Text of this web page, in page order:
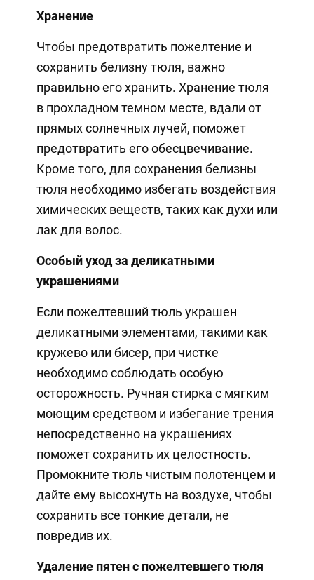
Хранение
Чтобы предотвратить пожелтение и
сохранить белизну тюля, важно
правильно его хранить. Хранение тюля
в прохладном темном месте, вдали от
прямых солнечных лучей, поможет
предотвратить его обесцвечивание.
Кроме того, для сохранения белизны
тюля необходимо избегать воздействия
химических веществ, таких как духи или
лак для волос.
Особый уход за деликатными
украшениями
Если пожелтевший тюль украшен
деликатными элементами, такими как
кружево или бисер, при чистке
необходимо соблюдать особую
осторожность. Ручная стирка с мягким
моющим средством и избегание трения
непосредственно на украшениях
поможет сохранить их целостность.
Промокните тюль чистым полотенцем и
дайте ему высохнуть на воздухе, чтобы
сохранить все тонкие детали, не
повредив их.
Удаление пятен с пожелтевшего тюля